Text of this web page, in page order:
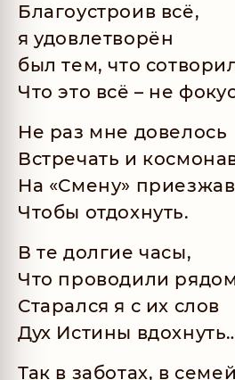
Благоустроив всё,
я удовлетворён
был тем, что
Что это всё – не
Не раз мне довелось
Встречать и
На «Смену»
Чтобы отдохнуть.
В те долгие часы,
Что проводили
Старался я с их слов
Дух Истины
Так в заботах, в